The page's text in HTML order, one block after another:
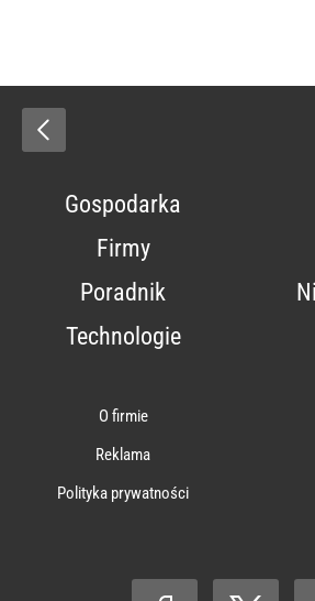
Gospodarka
Firmy
Poradnik
Technologie
O firmie
Reklama
Polityka prywatności